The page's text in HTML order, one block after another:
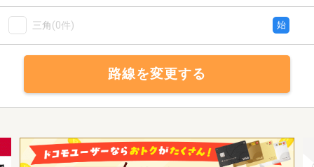
三角(0件) 始
路線を変更する